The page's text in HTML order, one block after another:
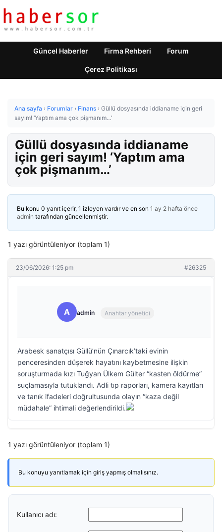
Güncel Haberler Firma Rehberi Forum
Çerez Politikası
Ana sayfa › Forumlar › Finans › Güllü dosyasında iddianame için geri
sayım! ‘Yaptım ama çok pişmanım…’
Güllü dosyasında iddianame
için geri sayım! ‘Yaptım ama
çok pişmanım…’
Bu konu 0 yanıt içerir, 1 izleyen vardır ve en son 1 ay 2 hafta önce
admin tarafından güncellenmiştir.
1 yazı görüntüleniyor (toplam 1)
23/06/2026: 1:25 pm #26325
A admin Anahtar yönetici
Arabesk sanatçısı Güllü’nün Çınarcık’taki evinin
penceresinden düşerek hayatını kaybetmesine ilişkin
soruşturmada kızı Tuğyan Ülkem Gülter “kasten öldürme”
suçlamasıyla tutuklandı. Adli tıp raporları, kamera kayıtları
ve tanık ifadeleri doğrultusunda olayın “kaza değil
müdahale” ihtimali değerlendirildi.
1 yazı görüntüleniyor (toplam 1)
Bu konuyu yanıtlamak için giriş yapmış olmalısınız.
Kullanıcı adı: